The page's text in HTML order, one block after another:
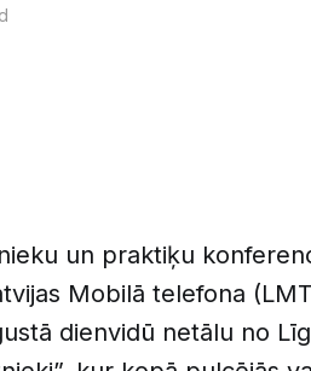
un praktiķu
Mobilā telefona
dienvidū netālu no